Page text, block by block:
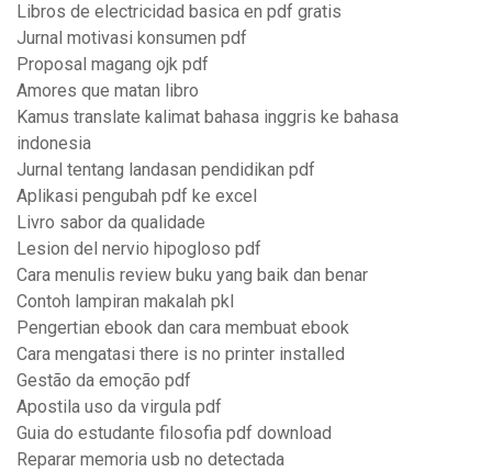
Libros de electricidad basica en pdf gratis
Jurnal motivasi konsumen pdf
Proposal magang ojk pdf
Amores que matan libro
Kamus translate kalimat bahasa inggris ke bahasa
indonesia
Jurnal tentang landasan pendidikan pdf
Aplikasi pengubah pdf ke excel
Livro sabor da qualidade
Lesion del nervio hipogloso pdf
Cara menulis review buku yang baik dan benar
Contoh lampiran makalah pkl
Pengertian ebook dan cara membuat ebook
Cara mengatasi there is no printer installed
Gestão da emoção pdf
Apostila uso da virgula pdf
Guia do estudante filosofia pdf download
Reparar memoria usb no detectada